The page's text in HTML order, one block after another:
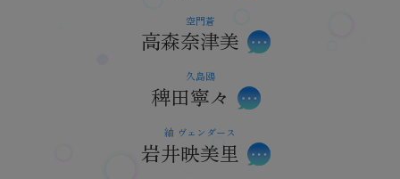
空門蒼
高森奈津美
久島鴎
稗田寧々
紬 ヴェンダース
岩井映美里